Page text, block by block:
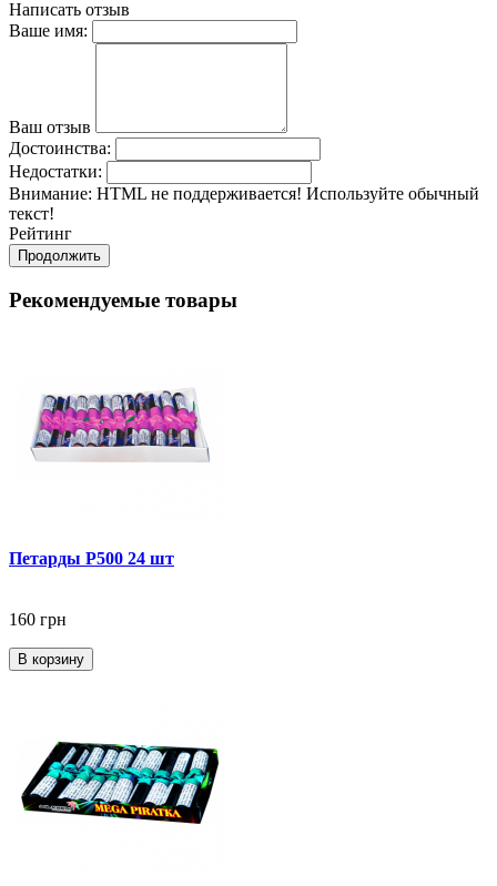
Написать отзыв
Ваше имя:
Ваш отзыв
Достоинства:
Недостатки:
Внимание: HTML не поддерживается! Используйте обычный
текст!
Рейтинг
Продолжить
Рекомендуемые товары
Петарды P500 24 шт
160 грн
В корзину